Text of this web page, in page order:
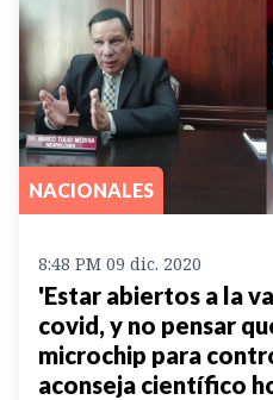
NACIONALES
8:48 PM 09 dic. 2020
'Estar abiertos a la
covid, y no pensar
microchip para
aconseja científico